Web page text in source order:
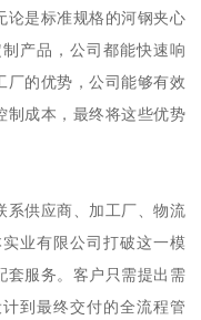
论是标准规格的河钢夹心
产品，公司都能快速响
厂的优势，公司能够有效
制成本，最终将这些优势
系供应商、加工厂、物流
业有限公司打破这一模
套服务。客户只需提出需
到最终交付的全流程管